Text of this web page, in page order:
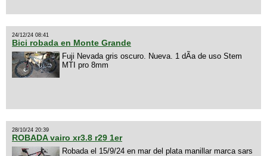
24/12/24 08:41
Bici robada en Monte Grande
Fuji Nevada gris oscuro. Nueva. 1 dÃ­a de uso Stem
MTI pro 8mm
28/10/24 20:39
ROBADA vairo xr3.8 r29 1er
Robada el 15/9/24 en mar del plata manillar marca sars